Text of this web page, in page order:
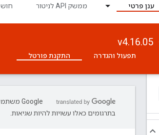
ענן פרטי ממשק API לניטור חוש
v4.16.05
תפעול והגדרה התקנת פורטל
בתרגומים כאלו עשויות להיות שגיאות.